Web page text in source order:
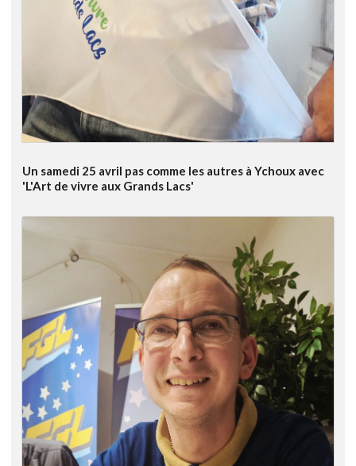
Un samedi 25 avril pas comme les autres à Ychoux avec
'L'Art de vivre aux Grands Lacs'